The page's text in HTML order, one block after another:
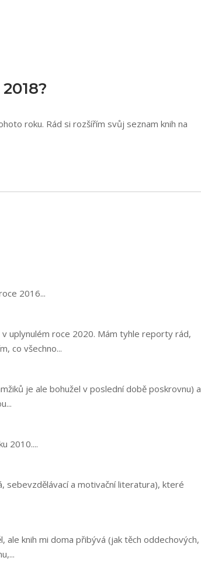
roku. Rád si rozšířím svůj seznam knih na
2016...
uplynulém roce 2020. Mám tyhle reporty rád,
co všechno...
je ale bohužel v poslední době poskrovnu) a
2010....
sebevzdělávací a motivační literatura), které
knih mi doma přibývá (jak těch oddechových,